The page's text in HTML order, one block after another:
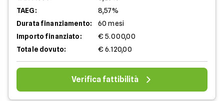
TAEG:
8,57%
Durata finanziamento:
60 mesi
Importo finanziato:
€ 5.000,00
Totale dovuto:
€ 6.120,00
Verifica fattibilità